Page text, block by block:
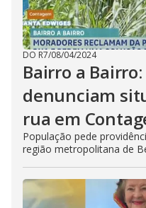
DO R7/08/04/2024
Bairro a
denunciam
rua em
População pede
região metropolitana de